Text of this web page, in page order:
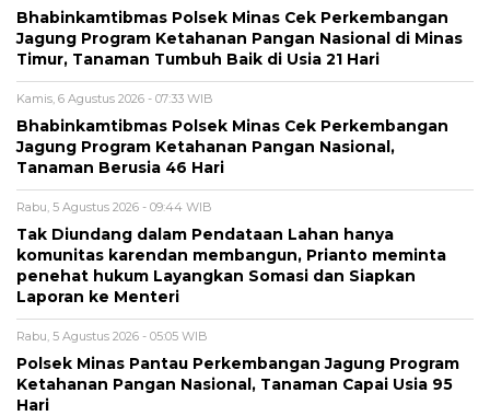
Bhabinkamtibmas Polsek Minas Cek Perkembangan
Jagung Program Ketahanan Pangan Nasional di Minas
Timur, Tanaman Tumbuh Baik di Usia 21 Hari
Kamis, 6 Agustus 2026 - 07:33 WIB
Bhabinkamtibmas Polsek Minas Cek Perkembangan
Jagung Program Ketahanan Pangan Nasional,
Tanaman Berusia 46 Hari
Rabu, 5 Agustus 2026 - 09:44 WIB
Tak Diundang dalam Pendataan Lahan hanya
komunitas karendan membangun, Prianto meminta
penehat hukum Layangkan Somasi dan Siapkan
Laporan ke Menteri
Rabu, 5 Agustus 2026 - 05:05 WIB
Polsek Minas Pantau Perkembangan Jagung Program
Ketahanan Pangan Nasional, Tanaman Capai Usia 95
Hari